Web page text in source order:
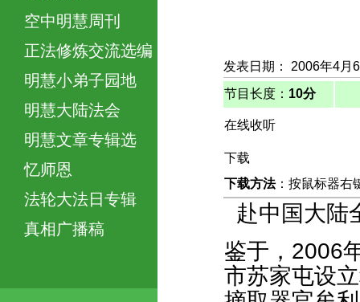
空中明慧周刊
正法修炼交流选编
明慧小弟子园地
明慧大陆法会
明慧文章专辑选
忆师恩
法轮大法日专辑
真相广播稿
发表日期： 2006年4月
节目长度： 10分
在线收听
下载
下载方法：按鼠标器右
赴中国大陆
鉴于，2006
市苏家屯设